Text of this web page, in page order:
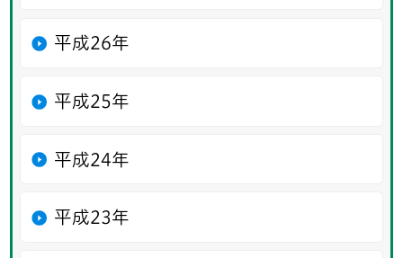
平成26年
平成25年
平成24年
平成23年